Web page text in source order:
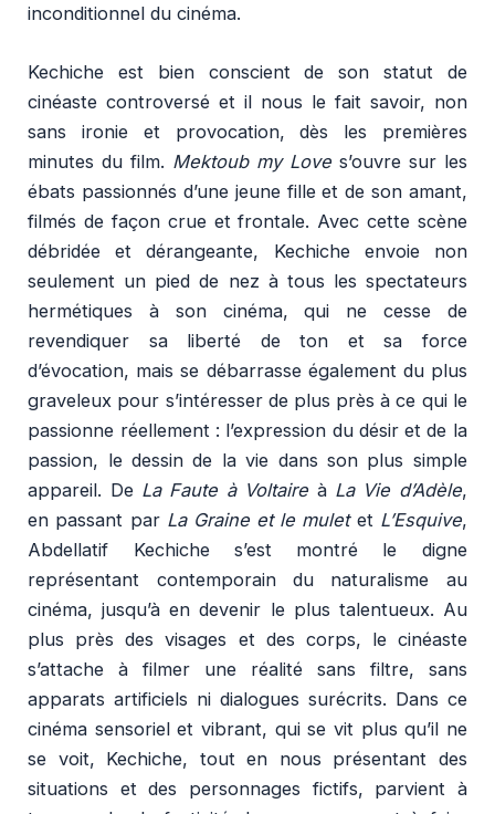
inconditionnel du cinéma.
Kechiche est bien conscient de son statut de
cinéaste controversé et il nous le fait savoir, non
sans ironie et provocation, dès les premières
minutes du film. Mektoub my Loves’ouvre sur les
ébats passionnés d’une jeune fille et de son amant,
filmés de façon crue et frontale. Avec cette scène
débridée et dérangeante, Kechiche envoie non
seulement un pied de nez à tous les spectateurs
hermétiques à son cinéma, qui ne cesse de
revendiquer sa liberté de ton et sa force
d’évocation, mais se débarrasse également du plus
graveleux pour s’intéresser de plus près à ce qui le
passionne réellement : l’expression du désir et de la
passion, le dessin de la vie dans son plus simple
appareil. De La Faute à Voltaire à La Vie d’Adèle,
en passant par La Graine et le muletet L’Esquive,
Abdellatif Kechiche s’est montré le digne
représentant contemporain du naturalisme au
cinéma, jusqu’à en devenir le plus talentueux. Au
plus près des visages et des corps, le cinéaste
s’attache à filmer une réalité sans filtre, sans
apparats artificiels ni dialogues surécrits. Dans ce
cinéma sensoriel et vibrant, qui se vit plus qu’il ne
se voit, Kechiche, tout en nous présentant des
situations et des personnages fictifs, parvient à